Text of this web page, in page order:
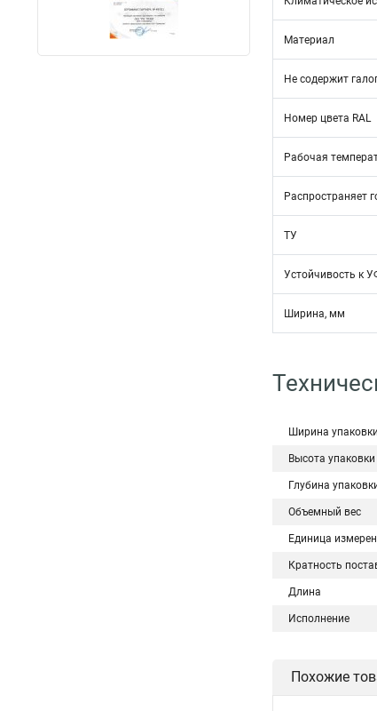
Материал
Не содержит
Номер цвета RAL
Рабочая
Распространяет
ТУ
Устойчивость к
Ширина, мм
Ширина упаковки
Высота упаковки
Глубина
Объемный вес
Единица
Кратность
Длина
Исполнение
Похожие